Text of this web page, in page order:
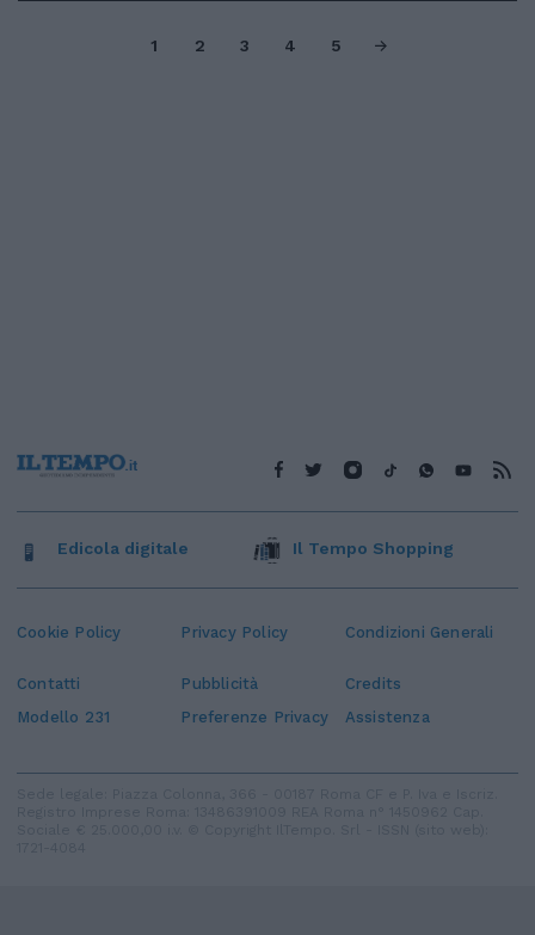
1 2 3 4 5
Cookie Policy Privacy Policy Condizioni Generali
Contatti Pubblicità
Credits
Modello 231
Preferenze Privacy Assistenza
Edicola digitale Il Tempo Shopping